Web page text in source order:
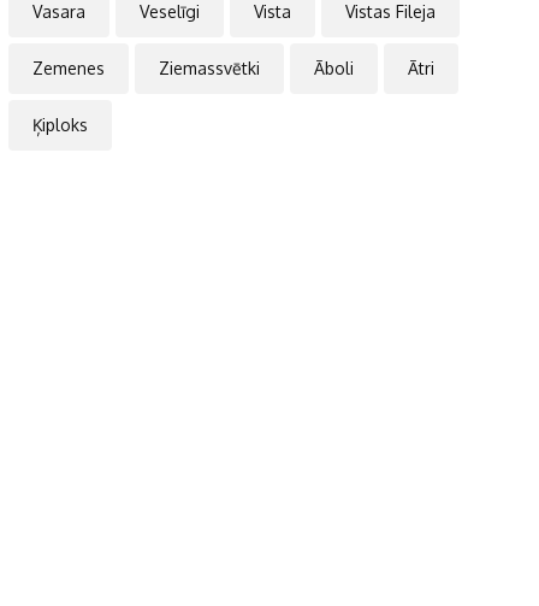
Vasara Veselīgi Vista Vistas Fileja
Zemenes Ziemassvētki Āboli Ātri
Ķiploks